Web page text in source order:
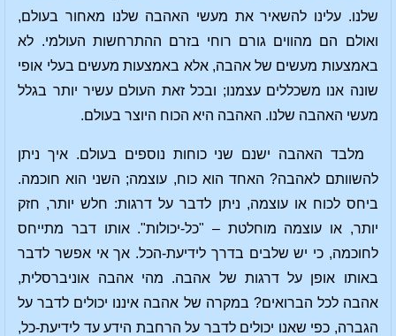
שלנו. עלינו להשאיר את מעשי האהבה שלנו מאחור בעולם,
ואולם הם מהווים גורם רוחי בזרם ההתרחשות העולמי. לא
באמצעות מעשים של אהבה, אלא באמצעות מעשים בעלי אופי
שונה אנו משכללים עצמנו; ובכל זאת העולם עשיר יותר בגלל
מעשי האהבה שלנו. האהבה היא הכוח היוצר בעולם.
מלבד האהבה ישנם שני כוחות נוספים בעולם. איך ניתן
להשוותם לאהבה? האחד הוא כוח, עוצמה; השני הוא חוכמה.
ביחס לכוח או עוצמה, ניתן לדבר על דרגות: חלש יותר, חזק
יותר, או עוצמה מוחלטת – "כל-יכולות". אותו דבר מתייחס
לחוכמה, כי יש שלבים בדרך לידיעת-הכל. אך אי אפשר לדבר
באותו אופן על דרגות של אהבה. מהי אהבה אוניברסלית,
אהבה לכל הברואים? במקרה של אהבה איננו יכולים לדבר על
הגברה, כפי שאנו יכולים לדבר על הרחבת הידע עד לידיעת-כל,